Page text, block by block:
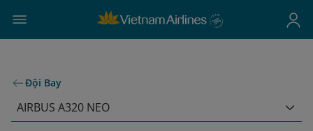
Đội Bay
AIRBUS A320 NEO